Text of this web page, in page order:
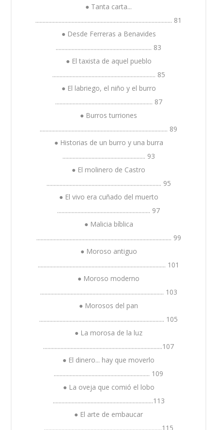
● Tanta carta...
.............................................................................................. 81
● Desde Ferreras a Benavides
.................................................................. 83
● El taxista de aquel pueblo
....................................................................... 85
● El labriego, el niño y el burro
................................................................... 87
● Burros turriones
........................................................................................ 89
● Historias de un burro y una burra
......................................................... 93
● El molinero de Castro
............................................................................... 95
● El vivo era cuñado del muerto
................................................................ 97
● Malicia bíblica
............................................................................................. 99
● Moroso antiguo
........................................................................................ 101
● Moroso moderno
..................................................................................... 103
● Morosos del pan
...................................................................................... 105
● La morosa de la luz
..................................................................................107
● El dinero... hay que moverlo
.................................................................. 109
● La oveja que comió el lobo
.....................................................................113
● El arte de embaucar
.................................................................................115